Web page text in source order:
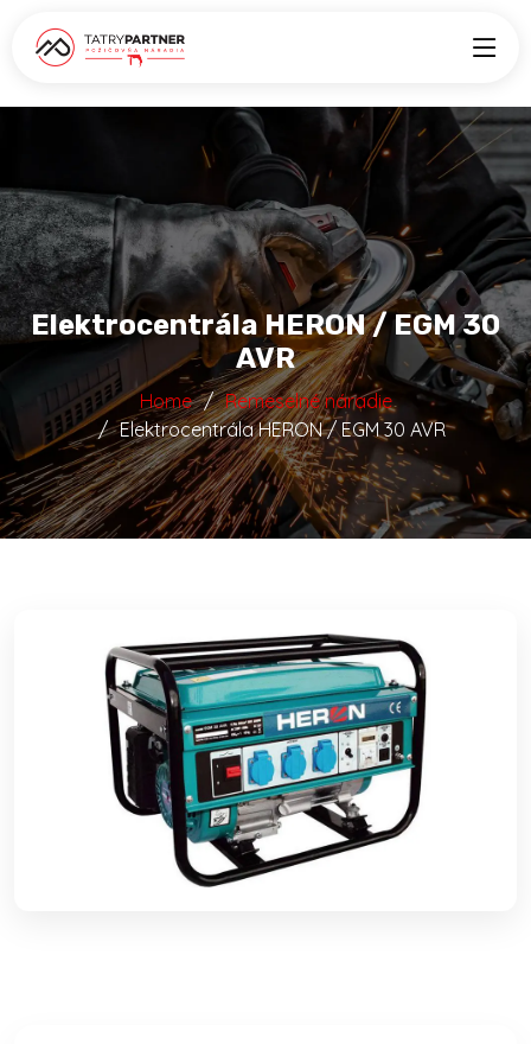
Elektrocentrála HERON / EGM 30
AVR
Home
Remeselné náradie
Elektrocentrála HERON / EGM 30 AVR